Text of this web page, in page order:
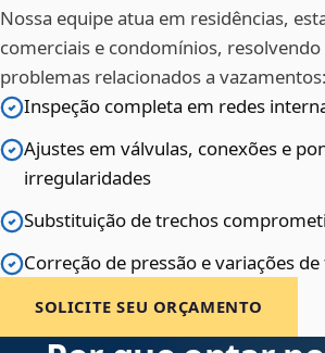
Nossa equipe atua em residências,
comerciais e condomínios,
problemas relacionados a vazamentos:
Inspeção completa em redes
Ajustes em válvulas, conexões e
irregularidades
Substituição de trechos
Correção de pressão e variações
SOLICITE SEU ORÇAMENTO